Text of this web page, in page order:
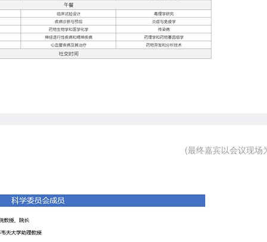
(最终嘉宾以会议现场